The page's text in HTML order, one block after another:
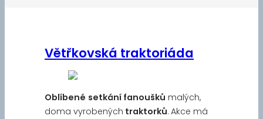
Větřkovská traktoriáda
Oblíbené setkání fanoušků malých,
doma vyrobených traktorků. Akce má